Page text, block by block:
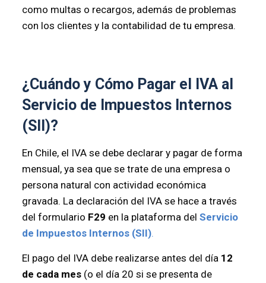
como multas o recargos, además de problemas
con los clientes y la contabilidad de tu empresa.
¿Cuándo y Cómo Pagar el IVA al
Servicio de Impuestos Internos
(SII)?
En Chile, el IVA se debe declarar y pagar de forma
mensual, ya sea que se trate de una empresa o
persona natural con actividad económica
gravada. La declaración del IVA se hace a través
del formulario F29 en la plataforma del Servicio
de Impuestos Internos (SII).
El pago del IVA debe realizarse antes del día 12
de cada mes(o el día 20 si se presenta de